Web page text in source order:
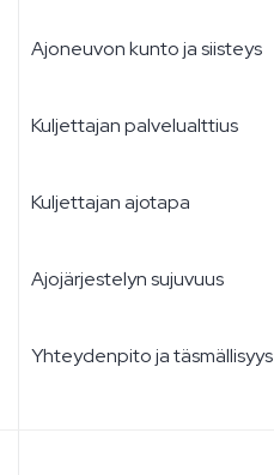
Ajoneuvon kunto ja siisteys
Kuljettajan palvelualttius
Kuljettajan ajotapa
Ajojärjestelyn sujuvuus
Yhteydenpito ja täsmällisyys